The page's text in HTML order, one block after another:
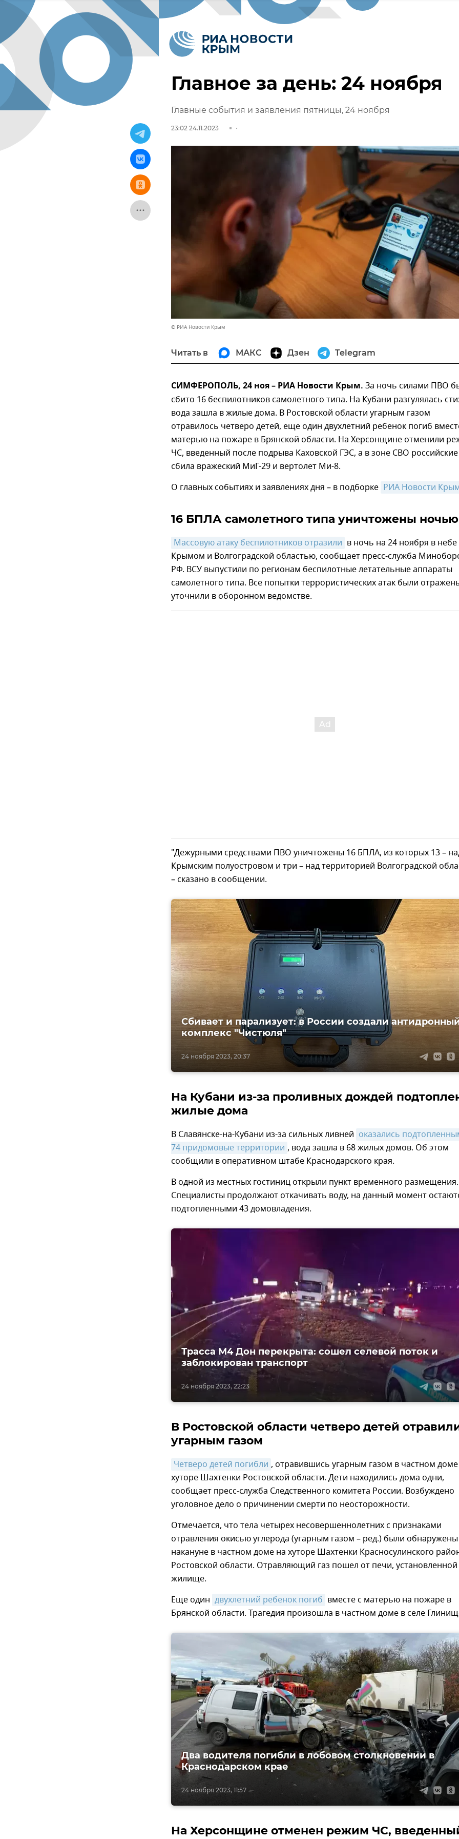
Главное за день: 24 ноября
Главные события и заявления пятницы, 24 ноября
23:02 24.11.2023
© РИА Новости Крым
Читать в МАКС Дзен Telegram
СИМФЕРОПОЛЬ, 24 ноя – РИА Новости Крым. За ночь силами ПВО
сбито 16 беспилотников самолетного типа. На Кубани разгулялась
вода зашла в жилые дома. В Ростовской области угарным газом
отравилось четверо детей, еще один двухлетний ребенок погиб
матерью на пожаре в Брянской области. На Херсонщине отменили
ЧС, введенный после подрыва Каховской ГЭС, а в зоне СВО
сбила вражеский МиГ-29 и вертолет Ми-8.
О главных событиях и заявлениях дня – в подборке РИА Новости
16 БПЛА самолетного типа уничтожены ночью
Массовую атаку беспилотников отразили в ночь на 24 ноября в
Крымом и Волгоградской областью, сообщает пресс-служба
РФ. ВСУ выпустили по регионам беспилотные летательные аппараты
самолетного типа. Все попытки террористических атак были
уточнили в оборонном ведомстве.
"Дежурными средствами ПВО уничтожены 16 БПЛА, из которых 13 –
Крымским полуостровом и три – над территорией Волгоградской
– сказано в сообщении.
24 ноября 2023, 20:37
Сбивает и парализует: в России создали
комплекс "Чистюля"
На Кубани из-за проливных дождей
жилые дома
В Славянске-на-Кубани из-за сильных ливней оказались
74 придомовые территории , вода зашла в 68 жилых домов. Об этом
сообщили в оперативном штабе Краснодарского края.
В одной из местных гостиниц открыли пункт временного размещения.
Специалисты продолжают откачивать воду, на данный момент
подтопленными 43 домовладения.
24 ноября 2023, 22:23
Трасса М4 Дон перекрыта: сошел селевой поток и
заблокирован транспорт
В Ростовской области четверо детей
угарным газом
Четверо детей погибли , отравившись угарным газом в частном
хуторе Шахтенки Ростовской области. Дети находились дома одни,
сообщает пресс-служба Следственного комитета России. Возбуждено
уголовное дело о причинении смерти по неосторожности.
Отмечается, что тела четырех несовершеннолетних с признаками
отравления окисью углерода (угарным газом – ред.) были обнаружены
накануне в частном доме на хуторе Шахтенки Красносулинского
Ростовской области. Отравляющий газ пошел от печи,
жилище.
Еще один двухлетний ребенок погиб вместе с матерью на пожаре в
Брянской области. Трагедия произошла в частном доме в селе
24 ноября 2023, 11:57
Два водителя погибли в лобовом столкновении в
Краснодарском крае
На Херсонщине отменен режим ЧС,